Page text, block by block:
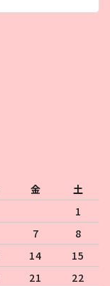
金
土
1
7
8
14
15
21
22